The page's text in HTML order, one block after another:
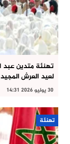
لعيد العرش المجيد
30 يوليو 2026 14:31
تهنئة